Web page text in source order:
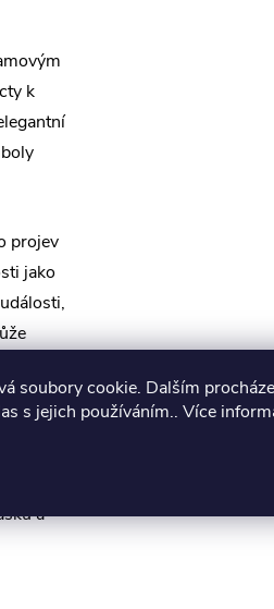
soubory cookie. Dalším
s jejich používáním.. Více
k
projev
jako
a